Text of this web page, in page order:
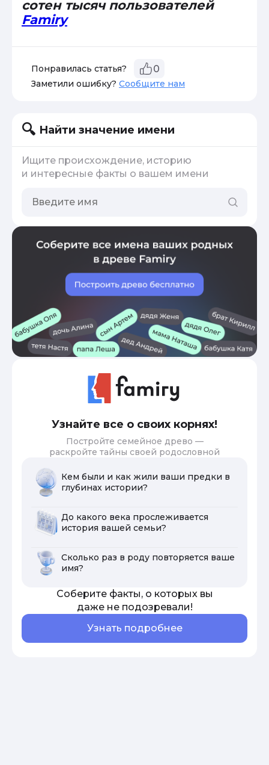
сотен тысяч пользователей
Famiry
Понравилась статья? 0
Заметили ошибку? Сообщите нам
Найти значение имени
Ищите происхождение, историю
и интересные факты о вашем имени
Узнайте все о своих корнях!
Постройте семейное древо —
раскройте тайны своей родословной
Кем были и как жили ваши предки в
глубинах истории?
До какого века прослеживается
история вашей семьи?
Сколько раз в роду повторяется ваше
имя?
Соберите факты, о которых вы
даже не подозревали!
Узнать подробнее